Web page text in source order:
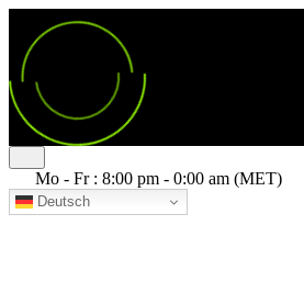
Mo - Fr : 8:00 pm - 0:00 am (MET)
Deutsch